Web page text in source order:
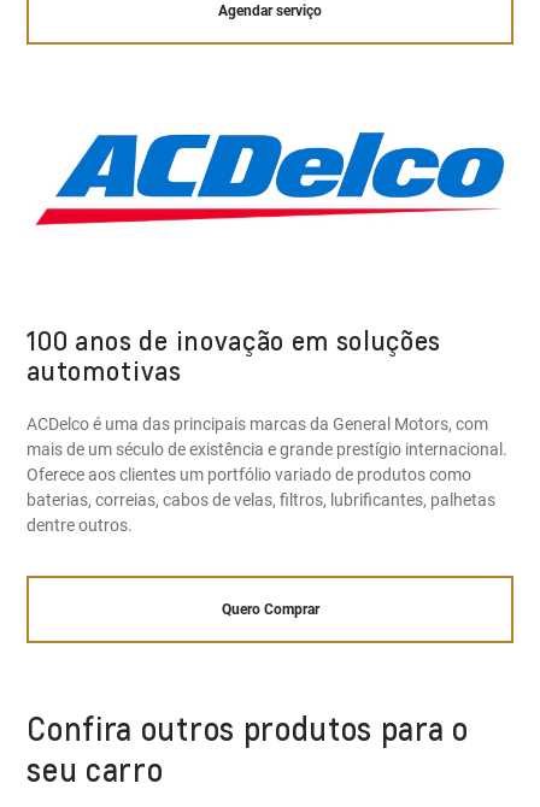
Agendar serviço
100 anos de inovação em soluções
automotivas
ACDelco é uma das principais marcas da General Motors, com
mais de um século de existência e grande prestígio internacional.
Oferece aos clientes um portfólio variado de produtos como
baterias, correias, cabos de velas, filtros, lubrificantes, palhetas
dentre outros.
Quero Comprar
Confira outros produtos para o
seu carro